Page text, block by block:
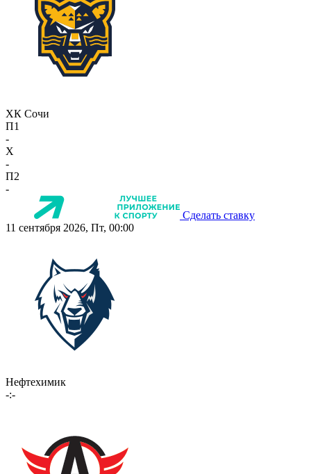
ХК Сочи
П1
-
X
-
П2
-
Сделать ставку
11 сентября 2026, Пт, 00:00
Нефтехимик
-:-